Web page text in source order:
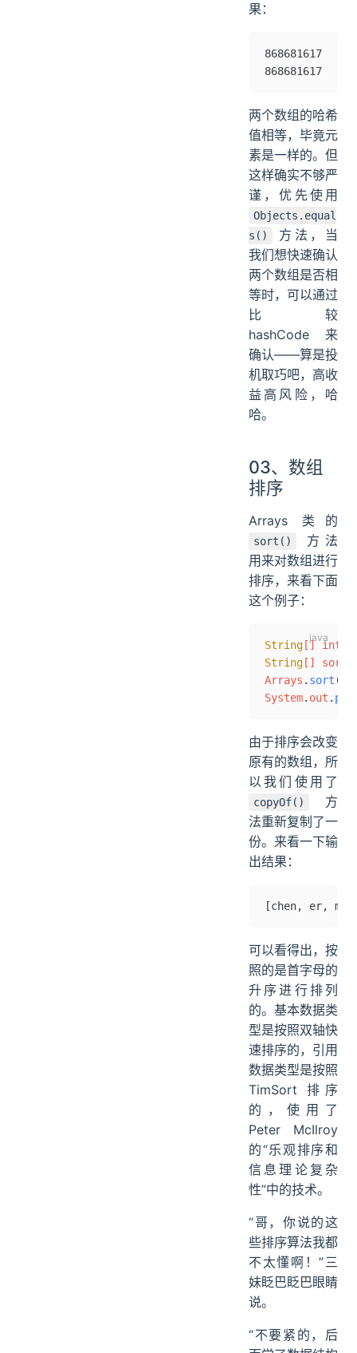
果：
868681617
868681617
两个数组的哈希
值相等，毕竟元
素是一样的。但
这样确实不够严
谨，优先使用
Objects.equal
s()
方法，当
我们想快速确认
两个数组是否相
等时，可以通过
比较
hashCode 来
确认——算是投
机取巧吧，高收
益高风险，哈
哈。
03、数组
排序
Arrays 类的
sort()
方法
用来对数组进行
排序，来看下面
这个例子：
String []
String []
Arrays . sort
System. out .
由于排序会改变
原有的数组，所
以我们使用了
copyOf()
方
法重新复制了一
份。来看一下输
出结果：
[chen, er, mo,
可以看得出，按
照的是首字母的
升序进行排列
的。基本数据类
型是按照双轴快
速排序的，引用
数据类型是按照
TimSort 排序
的，使用了
Peter McIlroy
的“乐观排序和
信息理论复杂
性”中的技术。
“哥，你说的这
些排序算法我都
不太懂啊！”三
妹眨巴眨巴眼睛
说。
“不要紧的，后